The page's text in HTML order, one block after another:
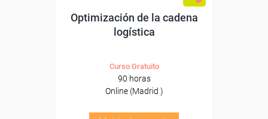
Optimización de la cadena
logística
Curso Gratuito
90 horas
Online (Madrid )